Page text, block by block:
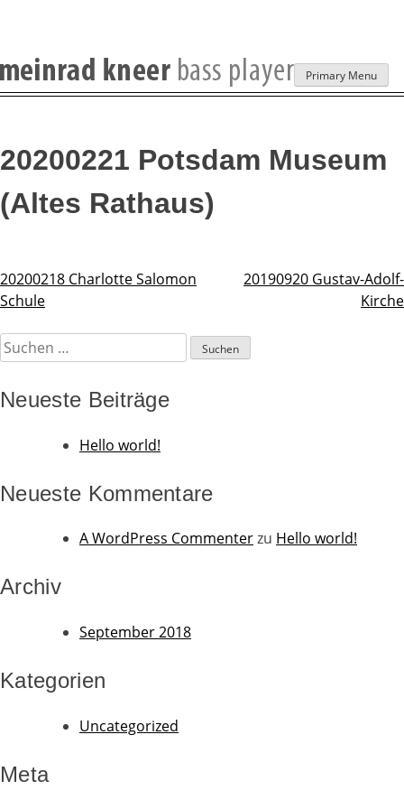
Skip
to
Primary Menu
20200221 Potsdam Museum
(Altes Rathaus)
Beitragsnavigation
20200218 Charlotte Salomon
Schule
20190920 Gustav-Adolf-
Kirche
Suchen
nach:
Neueste Beiträge
Hello world!
Neueste Kommentare
A WordPress Commenterzu Hello world!
Archiv
September 2018
Kategorien
Uncategorized
Meta